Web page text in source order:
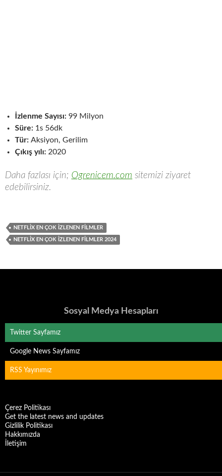
İzlenme Sayısı: 99 Milyon
Süre: 1s 56dk
Tür: Aksiyon, Gerilim
Çıkış yılı: 2020
Daha fazlası için; Ogrenicem.com sitemizi ziyaret
edebilirsiniz.
NETFLIX EN ÇOK İZLENEN FILMLER
NETFLIX EN ÇOK İZLENEN FILMLER 2024
Sosyal Medya Hesapları
Twitter Sayfamız
Google News Sayfamız
RSS Yayınımız
Çerez Politikası
Get the latest news and updates
Gizlilik Politikası
Hakkımızda
İletişim